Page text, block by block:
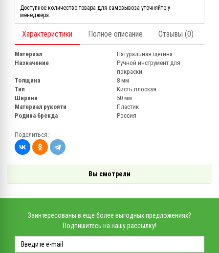
Доступное количество товара для самовывоза уточняйте у
менеджера.
Характеристики Полное описание Отзывы (0)
Материал
Натуральная щетина
Назначение
Ручной инструмент для
покраски
Толщина
8 мм
Тип
Кисть плоская
Ширина
50 мм
Материал рукояти
Пластик
Родина бренда
Россия
Поделиться:
Вы смотрели
Заинтересованы в еще более выгодных предложениях?
Подпишитесь на нашу рассылку!